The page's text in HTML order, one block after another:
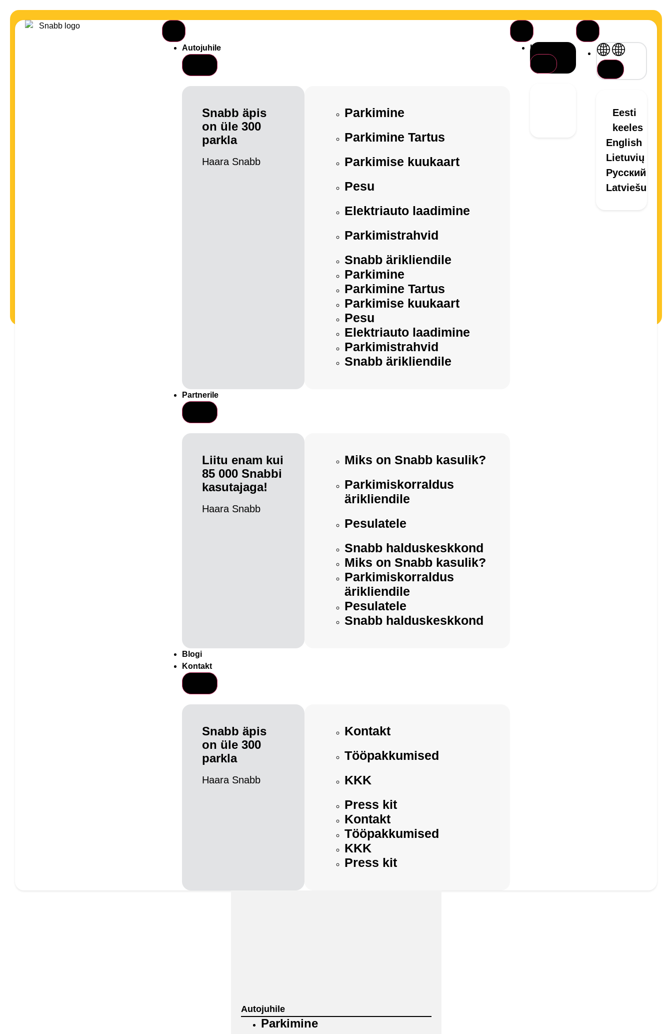
Autojuhile
Snabb äpis
on üle 300
parkla
Haara Snabb
Parkimine
Parkimine Tartus
Parkimise kuukaart
Pesu
Elektriauto laadimine
Parkimistrahvid
Snabb ärikliendile
Parkimine
Parkimine Tartus
Parkimise kuukaart
Pesu
Elektriauto laadimine
Parkimistrahvid
Snabb ärikliendile
Partnerile
Liitu enam kui
85 000 Snabbi
kasutajaga!
Haara Snabb
Miks on Snabb kasulik?
Parkimiskorraldus
ärikliendile
Pesulatele
Snabb halduskeskkond
Miks on Snabb kasulik?
Parkimiskorraldus
ärikliendile
Pesulatele
Snabb halduskeskkond
Blogi
Kontakt
Snabb äpis
on üle 300
parkla
Haara Snabb
Kontakt
Tööpakkumised
KKK
Press kit
Kontakt
Tööpakkumised
KKK
Press kit
Haara äpp
Eesti
keeles
English
Lietuvių
Русский
Latviešu
Autojuhile
Parkimine